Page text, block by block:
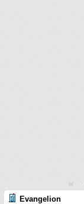
Evangelion